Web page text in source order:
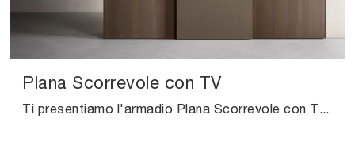
Plana Scorrevole con TV
Ti presentiamo l'armadio Plana Scorrevole con TV in melaminico di Pianca! Una ricca gamma di armadi a muro con ante scorrevoli.